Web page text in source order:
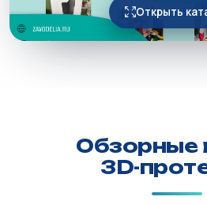
Открыть
Обзорные
3D-